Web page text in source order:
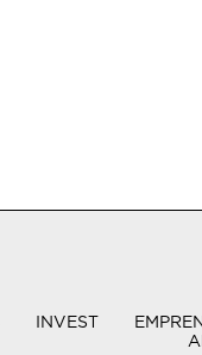
INVEST